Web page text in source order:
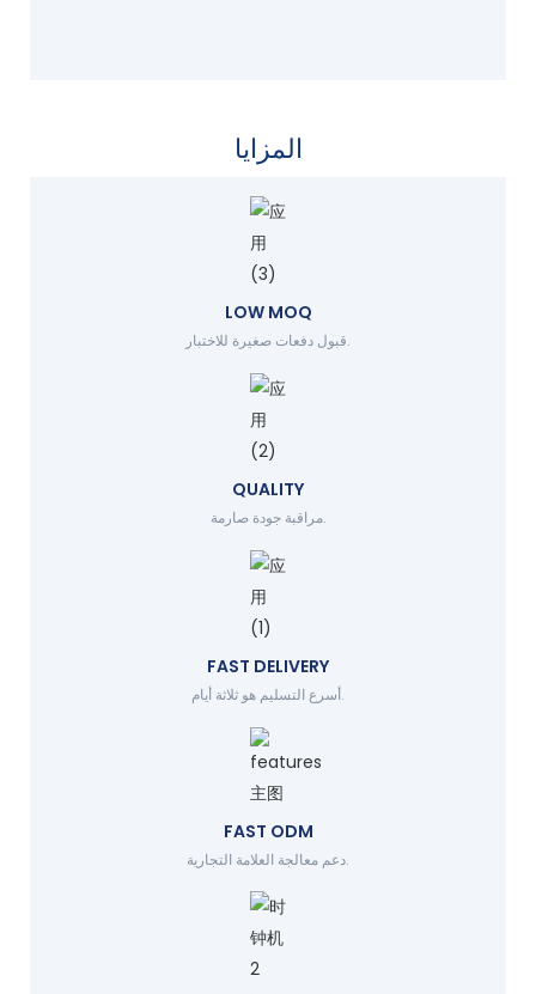
المزايا
LOW MOQ
قبول دفعات صغيرة للاختبار.
QUALITY
مراقبة جودة صارمة.
FAST DELIVERY
أسرع التسليم هو ثلاثة أيام.
FAST ODM
دعم معالجة العلامة التجارية.